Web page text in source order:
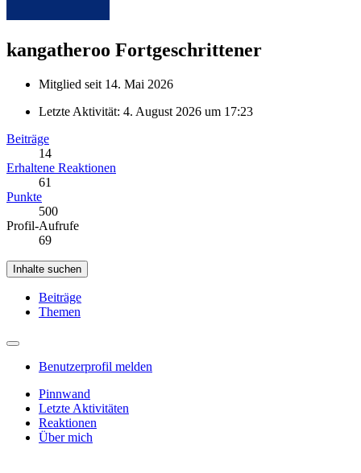
kangatheroo Fortgeschrittener
Mitglied seit 14. Mai 2026
Letzte Aktivität: 4. August 2026 um 17:23
Beiträge
14
Erhaltene Reaktionen
61
Punkte
500
Profil-Aufrufe
69
Inhalte suchen
Beiträge
Themen
Benutzerprofil melden
Pinnwand
Letzte Aktivitäten
Reaktionen
Über mich